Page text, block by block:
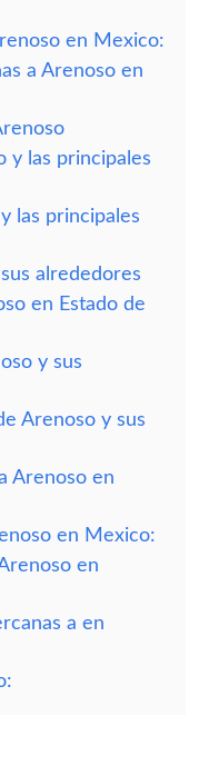
en Mexico:
a Arenoso en
y las principales
las principales
alrededores
en Estado de
y sus
Arenoso y sus
Arenoso en
en Mexico:
en
a en